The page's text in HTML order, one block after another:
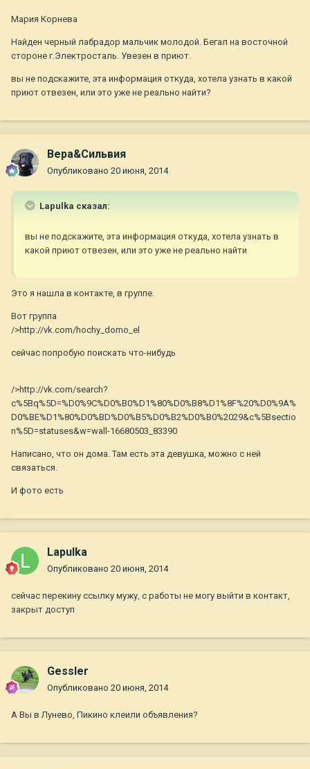
Мария Корнева
Найден черный лабрадор мальчик молодой. Бегал на восточной
стороне г.Электросталь. Увезен в приют.
вы не подскажите, эта информация откуда, хотела узнать в какой
приют отвезен, или это уже не реально найти?
Вера&Сильвия
Опубликовано 20 июня, 2014
Lapulka сказал:
вы не подскажите, эта информация откуда, хотела узнать в
какой приют отвезен, или это уже не реально найти
Это я нашла в контакте, в группе.
Вот группа
/>http://vk.com/hochy_domo_el
сейчас попробую поискать что-нибудь
/>http://vk.com/search?
c%5Bq%5D=%D0%9C%D0%B0%D1%80%D0%B8%D1%8F%20%D0%9A%
D0%BE%D1%80%D0%BD%D0%B5%D0%B2%D0%B0%2029&c%5Bsectio
n%5D=statuses&w=wall-16680503_83390
Написано, что он дома. Там есть эта девушка, можно с ней
связаться.
И фото есть
Lapulka
Опубликовано 20 июня, 2014
сейчас перекину ссылку мужу, с работы не могу выйти в контакт,
закрыт доступ
Gessler
Опубликовано 20 июня, 2014
А Вы в Лунево, Пикино клеили объявления?